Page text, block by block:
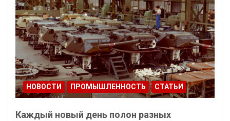
НОВОСТИ ПРОМЫШЛЕННОСТЬ СТАТЬИ
Каждый новый день полон разных